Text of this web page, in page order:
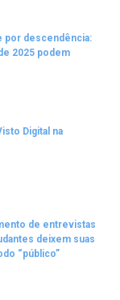
por descendência:
2025 podem
Digital na
de entrevistas
deixem suas
“público”